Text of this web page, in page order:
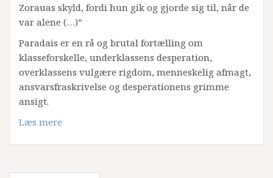
Zorauas skyld, fordi hun gik og gjorde sig til, når de
var alene (…)”
Paradais er en rå og brutal fortælling om
klasseforskelle, underklassens desperation,
overklassens vulgære rigdom, menneskelig afmagt,
ansvarsfraskrivelse og desperationens grimme
ansigt.
Læs mere